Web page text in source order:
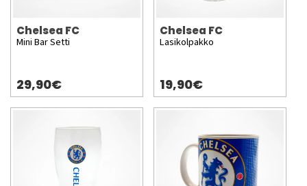
Chelsea FC
Mini Bar Setti
29,90€
Chelsea FC
Lasikolpakko
19,90€